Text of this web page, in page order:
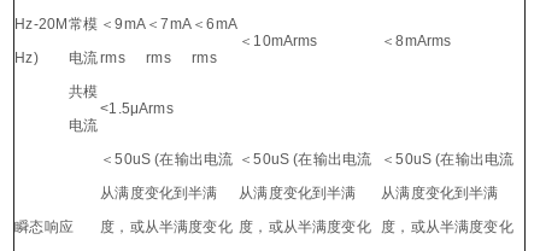
Hz-20M
Hz)
常模
电流
＜9mA
rms
＜7mA
rms
＜6mA
rms
＜10mArms ＜8mArms
共模
电流
<1.5μArms
瞬态响应
＜50uS (在输出电流
从满度变化到半满
度，或从半满度变化
＜50uS (在输出电流
从满度变化到半满
度，或从半满度变化
＜50uS (在输出电流
从满度变化到半满
度，或从半满度变化